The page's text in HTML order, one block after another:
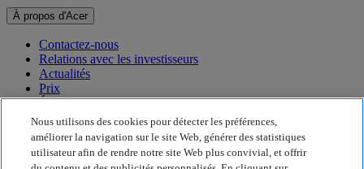
À propos d'Acer
Contactez-nous
Relations avec les investisseurs
Actualités
Prix
Événements
Développement durable
Développement durable
Nous utilisons des cookies pour détecter les préférences,
améliorer la navigation sur le site Web, générer des statistiques
utilisateur afin de rendre notre site Web plus convivial, et offrir